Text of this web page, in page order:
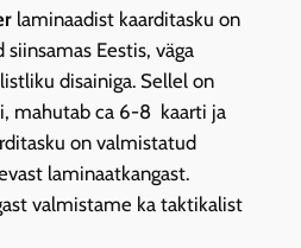
laminaadist kaarditasku on
Eestis, väga
disainiga. Sellel on
mahutab ca 6-8 kaarti ja
on valmistatud
laminaatkangast.
valmistame ka taktikalist